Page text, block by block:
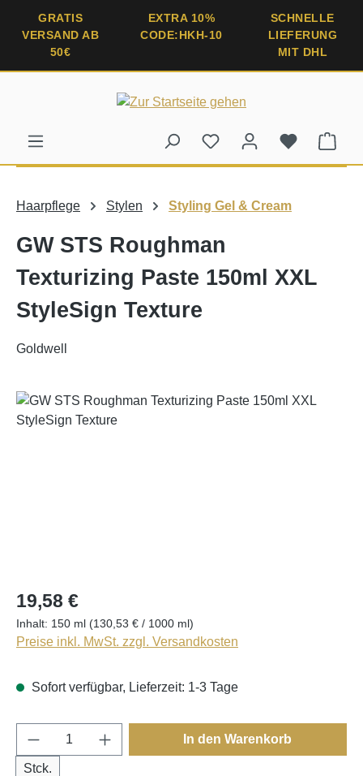
springen
GRATIS
VERSAND AB
50€
EXTRA 10%
CODE:HKH-10
SCHNELLE
LIEFERUNG
MIT DHL
Haarpflege Stylen Styling Gel & Cream
GW STS Roughman
Texturizing Paste 150ml XXL
StyleSign Texture
Goldwell
Bildergalerie überspringen
19,58 €
Inhalt: 150 ml (130,53 € / 1000 ml)
Preise inkl. MwSt. zzgl. Versandkosten
Sofort verfügbar, Lieferzeit: 1-3 Tage
Produkt Anzahl: Gib den gewünschten
Stck.
In den Warenkorb